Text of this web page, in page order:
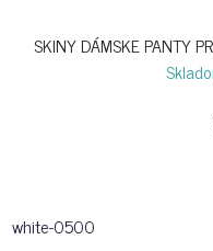
SKINY DÁMSKE PANTY
white-0500